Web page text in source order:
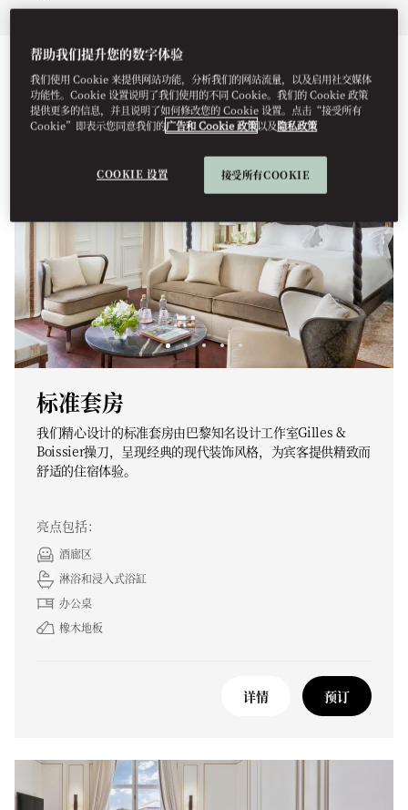
查看全部 特色套房 客房
标准套房
我们精心设计的标准套房由巴黎知名设计工作室Gilles &
Boissier操刀，呈现经典的现代装饰风格，为宾客提供精致而
舒适的住宿体验。
亮点包括：
酒廊区
淋浴和浸入式浴缸
办公桌
橡木地板
详情 预订
帮助我们提升您的数字体验
我们使用 Cookie 来提供网站功能，分析我们的网站流量，以及启用社交媒体
功能性。Cookie 设置说明了我们使用的不同 Cookie。我们的 Cookie 政策
提供更多的信息，并且说明了如何修改您的 Cookie 设置。点击“接受所有
Cookie”即表示您同意我们的广告和 Cookie 政策以及隐私政策
COOKIE 设置 接受所有COOKIE